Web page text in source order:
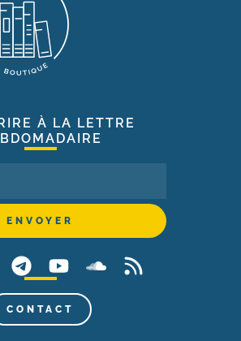
À LA LETTRE
CONTACT